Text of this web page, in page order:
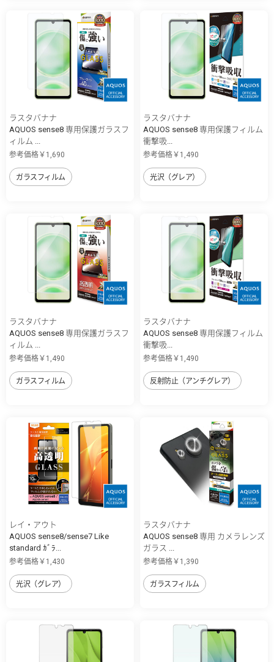
ラスタバナナ
AQUOS sense8 専用保護ガラスフ
ィルム ...
参考価格￥1,690
ガラスフィルム
ラスタバナナ
AQUOS sense8 専用保護フィルム
衝撃吸...
参考価格￥1,490
光沢（グレア）
ラスタバナナ
AQUOS sense8 専用保護ガラスフ
ィルム ...
参考価格￥1,490
ガラスフィルム
ラスタバナナ
AQUOS sense8 専用保護フィルム
衝撃吸...
参考価格￥1,490
反射防止（アンチグレア）
レイ・アウト
AQUOS sense8/sense7 Like
standard ｶﾞﾗ...
参考価格￥1,430
光沢（グレア）
ラスタバナナ
AQUOS sense8 専用 カメラレンズ
ガラス ...
参考価格￥1,390
ガラスフィルム